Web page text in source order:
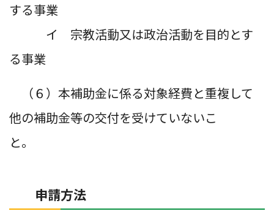
する事業
イ 宗教活動又は政治活動を目的とす
る事業
（６）本補助金に係る対象経費と重複して
他の補助金等の交付を受けていないこ
と。
申請方法